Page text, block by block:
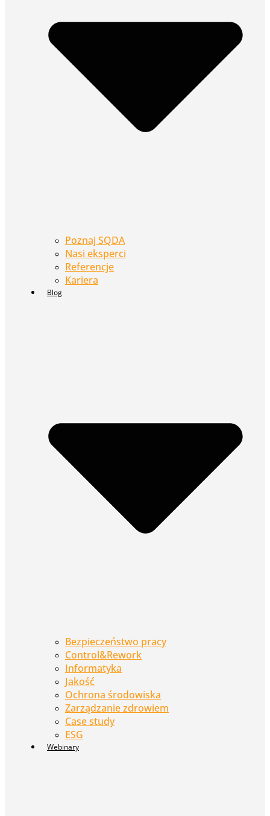
Poznaj SQDA
Nasi eksperci
Referencje
Kariera
Blog
Bezpieczeństwo pracy
Control&Rework
Informatyka
Jakość
Ochrona środowiska
Zarządzanie zdrowiem
Case study
ESG
Webinary